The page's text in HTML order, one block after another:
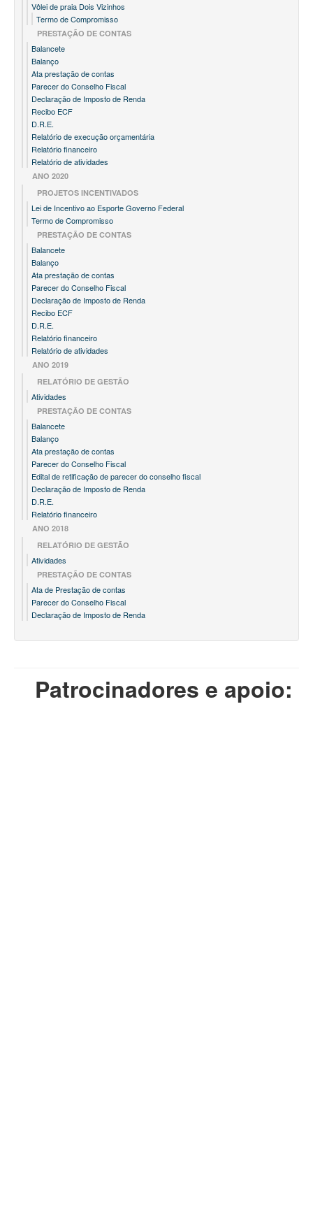
Vôlei de praia Dois Vizinhos
Termo de Compromisso
PRESTAÇÃO DE CONTAS
Balancete
Balanço
Ata prestação de contas
Parecer do Conselho Fiscal
Declaração de Imposto de Renda
Recibo ECF
D.R.E.
Relatório de execução orçamentária
Relatório financeiro
Relatório de atividades
ANO 2020
PROJETOS INCENTIVADOS
Lei de Incentivo ao Esporte Governo Federal
Termo de Compromisso
PRESTAÇÃO DE CONTAS
Balancete
Balanço
Ata prestação de contas
Parecer do Conselho Fiscal
Declaração de Imposto de Renda
Recibo ECF
D.R.E.
Relatório financeiro
Relatório de atividades
ANO 2019
RELATÓRIO DE GESTÃO
Atividades
PRESTAÇÃO DE CONTAS
Balancete
Balanço
Ata prestação de contas
Parecer do Conselho Fiscal
Edital de retificação de parecer do conselho fiscal
Declaração de Imposto de Renda
D.R.E.
Relatório financeiro
ANO 2018
RELATÓRIO DE GESTÃO
Atividades
PRESTAÇÃO DE CONTAS
Ata de Prestação de contas
Parecer do Conselho Fiscal
Declaração de Imposto de Renda
Patrocinadores e apoio: